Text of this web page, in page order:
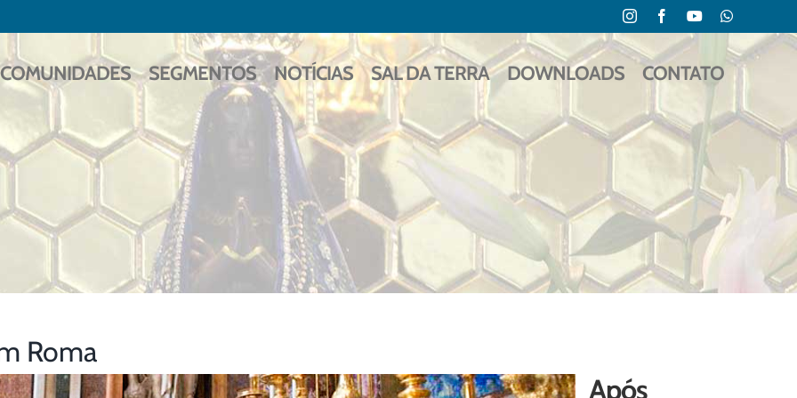
InstagramFacebookYouTubeWhatsApp
COMUNIDADES SEGMENTOS NOTÍCIAS SAL DA TERRA DOWNLOADS CONTATO
Roma
Após